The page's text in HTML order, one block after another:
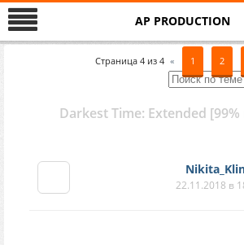
AP PRODUCTION
Страница 4 из 4 « 1 2
Darkest Time: Extended [99%
22.11.2018 в